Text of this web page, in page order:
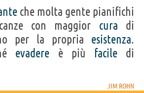
che molta gente pianifichi
con maggior cura di
per la propria esistenza.
evadere è più faciledi
JIM ROHN